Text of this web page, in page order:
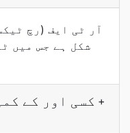
آر ٹی ایف (رچ
شکل ہے جس میں
+